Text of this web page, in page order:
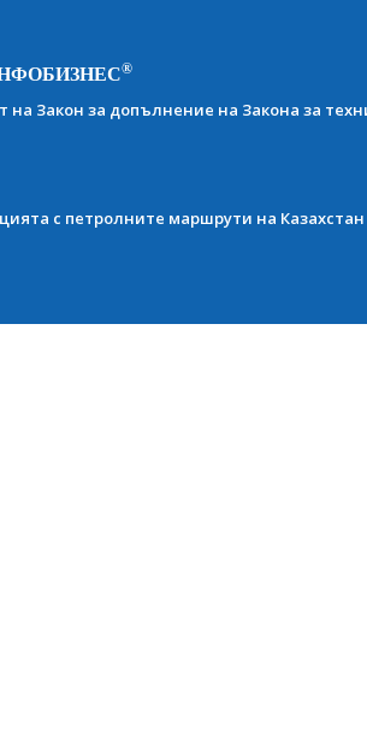
®
на Закон за допълнение на Закона за
с петролните маршрути на Казахстан